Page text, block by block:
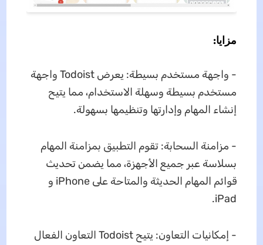
مزايا:
- واجهة مستخدم بسيطة: يعرض Todoist واجهة
مستخدم بسيطة وسهلة الاستخدام، مما يتيح
إنشاء المهام وإدارتها وتنظيمها بسهولة.
- مزامنة السحابة: تقوم التطبيق بمزامنة المهام
بسلاسة عبر جميع الأجهزة، مما يضمن تحديث
قوائم المهام الحديثة والمتاحة على iPhone و
iPad.
- إمكانيات التعاون: يتيح Todoist التعاون الفعال